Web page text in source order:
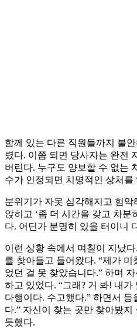
함께 있는 다른 직원들까지 불
렸다. 이쯤 되면 당사자는 완전
버린다. 누구도 양보할 수 없는
수가 인정되면 치명적인 상처
분위기가 자못 심각해지고 험
앉히고 ‘좀 더 시간을 갖고 차분
다. 어딘가 분명히 있을 터이니
이런 상황 속에서 며칠이 지났
를 찾아들고 들어왔다. “제가
었던 걸 못 찾았습니다.” 하며
하고 있었다. “그래? 거 봐! 내
다행이다. 수고했다.” 하면서 등
다.” 자신이 찾는 곳만 찾아봤
듯했다.